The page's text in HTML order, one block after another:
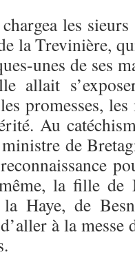
les sieurs
la Trevinière,
unes de ses
allait
promesses,
Au
de
la fille de
Haye, de
à la